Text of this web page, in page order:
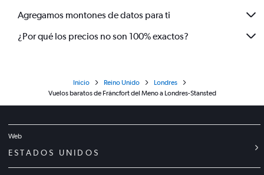
Agregamos montones de datos para ti
¿Por qué los precios no son 100% exactos?
Inicio Reino Unido
Londres
Vuelos baratos de Fráncfort del Meno a Londres-Stansted
Web
ESTADOS UNIDOS